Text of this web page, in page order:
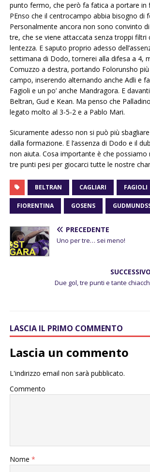
punto fermo, che però fa fatica a portare in
PEnso che il centrocampo abbia bisogno di
Personalmente ancora non sono convinto
tre, che se viene attaccata senza troppi filtri
lentezza. E saputo proprio adesso
settimana di Dodo, tornerei alla difesa a 4,
Comuzzo a destra, portando Folorunsho
campo, inserendo alternando anche Adli e
Fagioli e un po’ anche Mandragora. E
Beltran, Gud e Kean. Ma penso che
legato molto al 3-5-2 e a Pablo Mari.
Sicuramente adesso non si può più
dalla formazione. E l’assenza di Dodo e il
non aiuta. Cosa importante è che possiamo
tre punti pesi per giocarci tutte le nostre
BELTRAN CAGLIARI FAGIOLI
FIORENTINA GOSENS
PRECEDENTE
Uno per tre… sei meno!
SUCCESSIVO
Due gol, tre punti e tante
LASCIA IL PRIMO COMMENTO
Lascia un commento
L'indirizzo email non sarà pubblicato.
Commento
Nome *